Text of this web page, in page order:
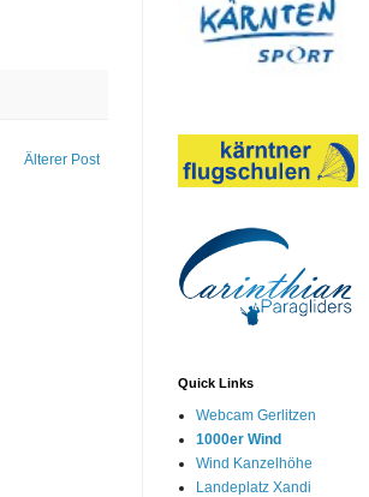
Älterer Post
Quick Links
Webcam Gerlitzen
1000er Wind
Wind Kanzelhöhe
Landeplatz Xandi